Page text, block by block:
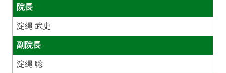
院長
淀縄 武史
副院長
淀縄 聡